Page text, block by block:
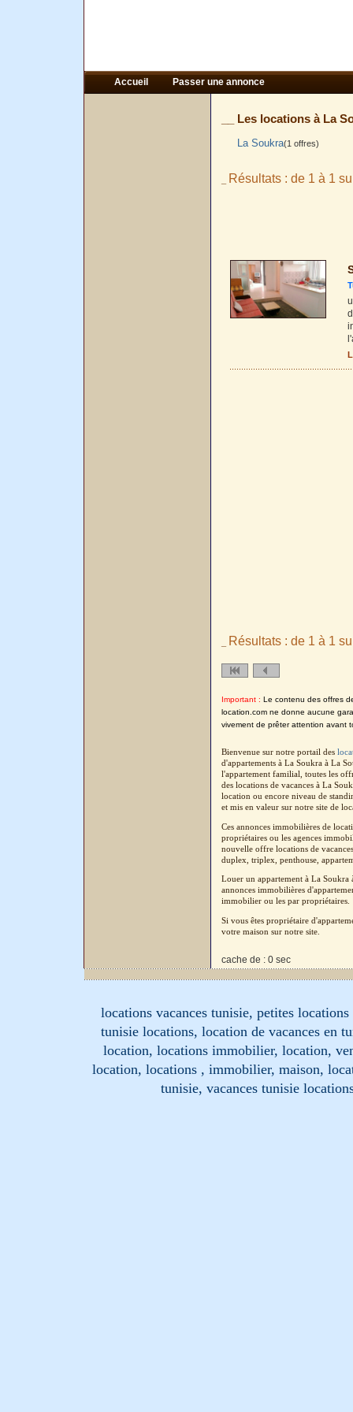
Accueil Passer une annonce
__ Les locations à La
La Soukra(1 offres)
Résultats : de 1 à 1
Résultats : de 1 à 1
Important : Le contenu des offres
location.com ne donne aucune
vivement de prêter attention avant
Bienvenue sur notre portail des
d'appartements à La Soukra à La
l'appartement familial, toutes les
des locations de vacances à La
location ou encore niveau de
et mis en valeur sur notre site de
Ces annonces immobilières de
propriétaires ou les agences
nouvelle offre locations de
duplex, triplex, penthouse,
Louer un appartement à La Soukra
annonces immobilières
immobilier ou les par propriétaires.
Si vous êtes propriétaire
votre maison sur notre site.
cache de : 0 sec
locations vacances tunisie, petites
tunisie locations, location de vacances en
location, locations immobilier, location,
location, locations , immobilier, maison,
tunisie, vacances tunisie